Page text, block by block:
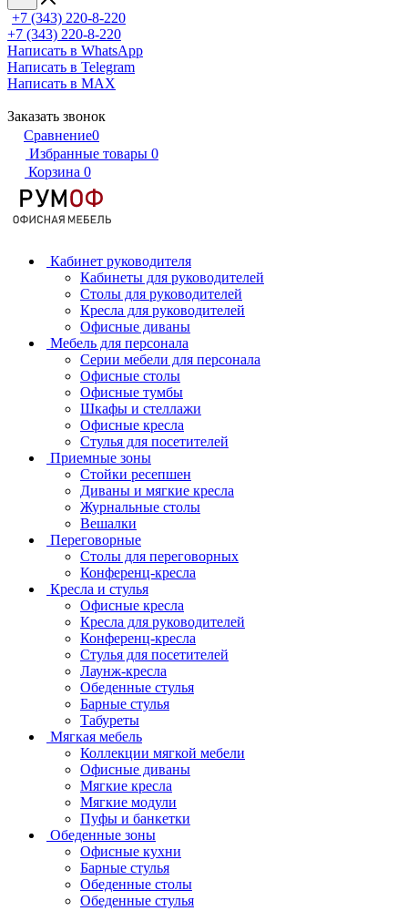
+7 (343) 220-8-220
+7 (343) 220-8-220
Написать в WhatsApp
Написать в Telegram
Написать в MAX
Заказать звонок
Сравнение0
Избранные товары 0
Корзина 0
Кабинет руководителя
Кабинеты для руководителей
Столы для руководителей
Кресла для руководителей
Офисные диваны
Мебель для персонала
Серии мебели для персонала
Офисные столы
Офисные тумбы
Шкафы и стеллажи
Офисные кресла
Стулья для посетителей
Приемные зоны
Стойки ресепшен
Диваны и мягкие кресла
Журнальные столы
Вешалки
Переговорные
Столы для переговорных
Конференц-кресла
Кресла и стулья
Офисные кресла
Кресла для руководителей
Конференц-кресла
Стулья для посетителей
Лаунж-кресла
Обеденные стулья
Барные стулья
Табуреты
Мягкая мебель
Коллекции мягкой мебели
Офисные диваны
Мягкие кресла
Мягкие модули
Пуфы и банкетки
Обеденные зоны
Офисные кухни
Барные стулья
Обеденные столы
Обеденные стулья